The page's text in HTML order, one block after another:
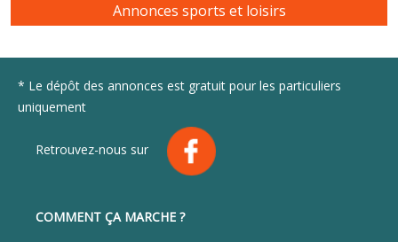
Annonces sports et loisirs
* Le dépôt des annonces est gratuit pour les particuliers
uniquement
Retrouvez-nous sur
COMMENT ÇA MARCHE ?